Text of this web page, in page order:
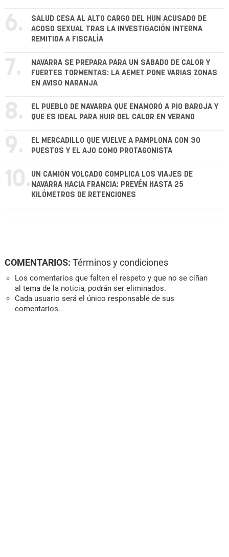
6.
SALUD CESA AL ALTO CARGO DEL HUN ACUSADO DE
ACOSO SEXUAL TRAS LA INVESTIGACIÓN INTERNA
REMITIDA A FISCALÍA
7.
NAVARRA SE PREPARA PARA UN SÁBADO DE CALOR Y
FUERTES TORMENTAS: LA AEMET PONE VARIAS ZONAS
EN AVISO NARANJA
8.
EL PUEBLO DE NAVARRA QUE ENAMORÓ A PÍO BAROJA Y
QUE ES IDEAL PARA HUIR DEL CALOR EN VERANO
9.
EL MERCADILLO QUE VUELVE A PAMPLONA CON 30
PUESTOS Y EL AJO COMO PROTAGONISTA
10. UN CAMIÓN VOLCADO COMPLICA LOS VIAJES DE
NAVARRA HACIA FRANCIA: PREVÉN HASTA 25
KILÓMETROS DE RETENCIONES
COMENTARIOS: Términos y condiciones
Los comentarios que falten el respeto y que no se ciñan
al tema de la noticia, podrán ser eliminados.
Cada usuario será el único responsable de sus
comentarios.